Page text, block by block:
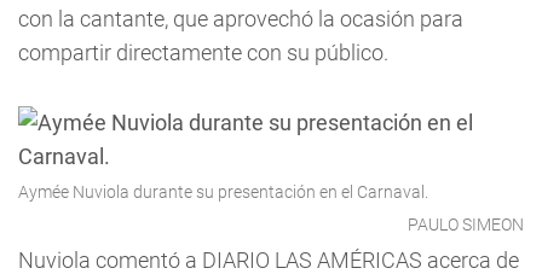
con la cantante, que aprovechó la ocasión para
compartir directamente con su público.
Aymée Nuviola durante su presentación en el Carnaval.
PAULO SIMEON
Nuviola comentó a DIARIO LAS AMÉRICAS acerca de